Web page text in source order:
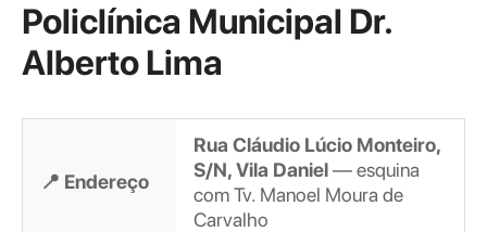
Policlínica Municipal Dr.
Alberto Lima
📍 Endereço
Rua Cláudio Lúcio Monteiro,
S/N, Vila Daniel— esquina
com Tv. Manoel Moura de
Carvalho